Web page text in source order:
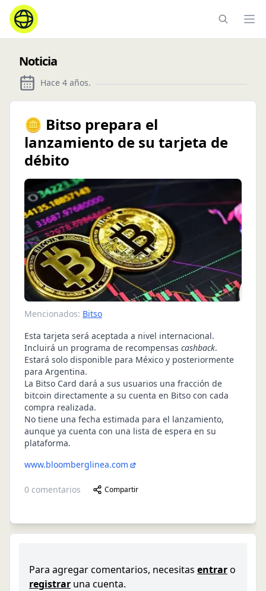
Noticia
Hace 4 años.
🪙 Bitso prepara el
lanzamiento de su tarjeta de
débito
Mencionados: Bitso
Esta tarjeta será aceptada a nivel internacional.
Incluirá un programa de recompensas cashback.
Estará solo disponible para México y posteriormente
para Argentina.
La Bitso Card dará a sus usuarios una fracción de
bitcoin directamente a su cuenta en Bitso con cada
compra realizada.
No tiene una fecha estimada para el lanzamiento,
aunque ya cuenta con una lista de espera en su
plataforma.
www.bloomberglinea.com
0 comentarios Compartir
Para agregar comentarios, necesitas entraro
registrar una cuenta.